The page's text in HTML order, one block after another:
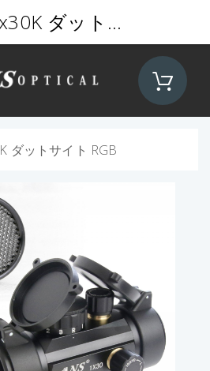
ダットサイト RGB
大口径 RD1x30K ダットサイト RGB